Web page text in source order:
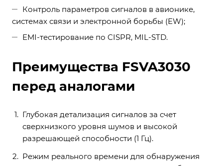
Контроль параметров сигналов в авионике,
системах связи и электронной борьбы (EW);
EMI-тестирование по CISPR, MIL-STD.
Преимущества FSVA3030
перед аналогами
Глубокая детализация сигналов за счет
сверхнизкого уровня шумов и высокой
разрешающей способности (1 Гц).
Режим реального времени для обнаружения